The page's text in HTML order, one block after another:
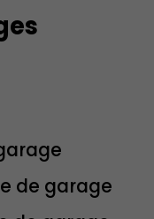
de garage